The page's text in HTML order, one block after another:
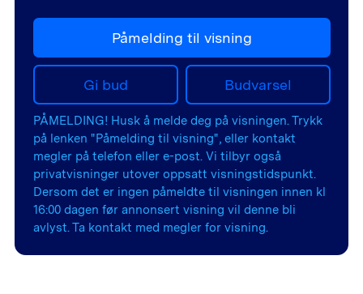
Påmelding til visning
Gi bud Budvarsel
PÅMELDING! Husk å melde deg på visningen. Trykk
på lenken "Påmelding til visning", eller kontakt
megler på telefon eller e-post. Vi tilbyr også
privatvisninger utover oppsatt visningstidspunkt.
Dersom det er ingen påmeldte til visningen innen kl
16:00 dagen før annonsert visning vil denne bli
avlyst. Ta kontakt med megler for visning.